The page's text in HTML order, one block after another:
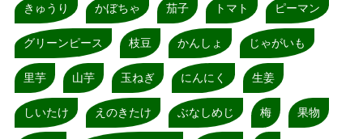
きゅうり かぼちゃ 茄子 トマト ピーマン
グリーンピース 枝豆 かんしょ じゃがいも
里芋 山芋 玉ねぎ にんにく 生姜
しいたけ えのきたけ ぶなしめじ 梅 果物